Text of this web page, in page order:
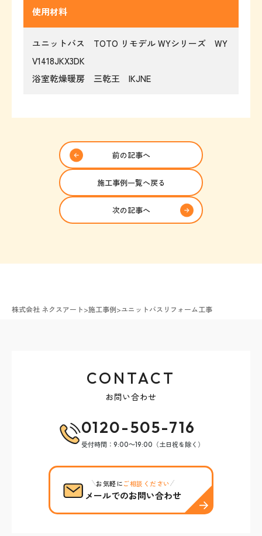
使用材料
ユニットバス TOTO リモデル WYシリーズ WY
V1418JKX3DK
浴室乾燥暖房 三乾王 IKJNE
前の記事へ
施工事例一覧へ戻る
次の記事へ
株式会社 ネクスアート>施工事例>ユニットバスリフォーム工事
CONTACT
お問い合わせ
0120-505-716
受付時間：9:00～19:00（土日祝を除く）
お気軽にご相談ください
メールでのお問い合わせ